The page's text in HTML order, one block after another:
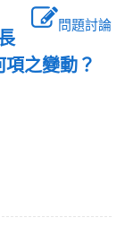
問題討論
之變動？